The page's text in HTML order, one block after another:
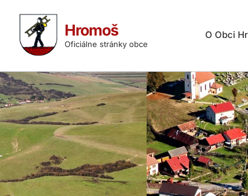
Hromoš
Oficiálne stránky obce
O Obci